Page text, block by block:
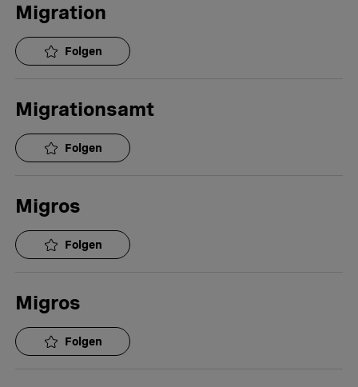
Migration
Folgen
Migrationsamt
Folgen
Migros
Folgen
Migros
Folgen